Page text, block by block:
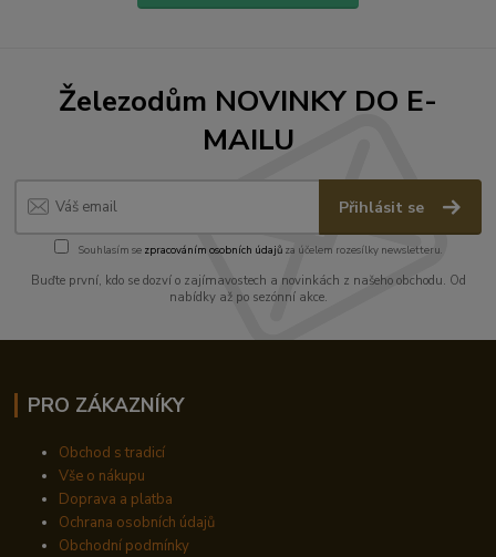
Železodům NOVINKY DO E-
MAILU
Přihlásit se
Souhlasím se zpracováním osobních údajůza účelem rozesílky newsletteru.
Buďte první, kdo se dozví o zajímavostech a novinkách z našeho obchodu. Od
nabídky až po sezónní akce.
PRO ZÁKAZNÍKY
Obchod s tradicí
Vše o nákupu
Doprava a platba
Ochrana osobních údajů
Obchodní podmínky